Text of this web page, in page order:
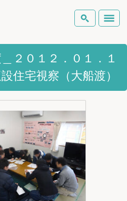
は 検索
２０１２．０１．１
住宅視察（大船渡）